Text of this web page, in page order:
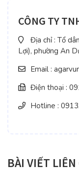
CÔNG TY
Địa chỉ : Tổ
Lợi), phường An
Email :
Điện thoại :
Hotline :
BÀI VIẾT LIÊN